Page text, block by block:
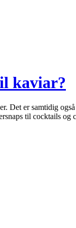
kaviar?
Det er samtidig
til cocktails